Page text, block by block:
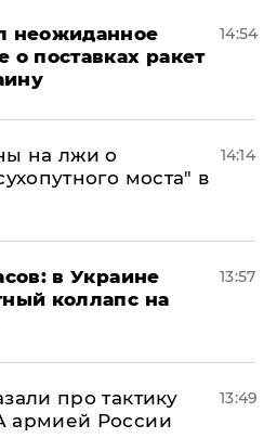
неожиданное
о поставках ракет
14:54
на лжи о
моста" в
14:14
в Украине
коллапс на
13:57
про тактику
армией России
13:49